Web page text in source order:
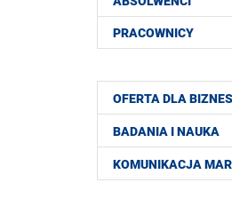
PRACOWNICY
OFERTA DLA
BADANIA I NAUKA
KOMUNIKACJA